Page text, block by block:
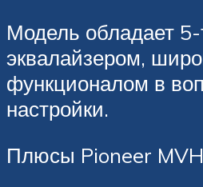
Модель обладает
эквалайзером,
функционалом в
настройки.
Плюсы Pioneer